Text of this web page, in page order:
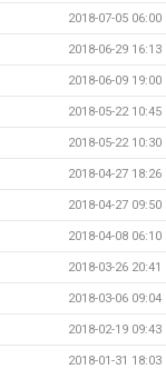
2018-07-05 06:00
2018-06-29 16:13
2018-06-09 19:00
2018-05-22 10:45
2018-05-22 10:30
2018-04-27 18:26
2018-04-27 09:50
2018-04-08 06:10
2018-03-26 20:41
2018-03-06 09:04
2018-02-19 09:43
2018-01-31 18:03